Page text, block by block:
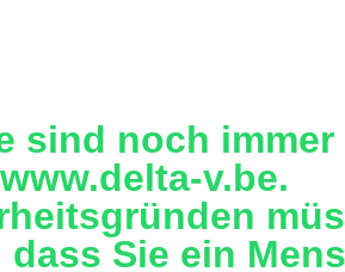
sind noch
www.delta-v.be.
Sie ein